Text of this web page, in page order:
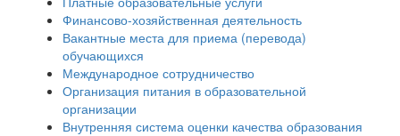
Финансово-хозяйственная деятельность
Вакантные места для приема (перевода)
обучающихся
Международное сотрудничество
Организация питания в образовательной
организации
Внутренняя система оценки качества образования